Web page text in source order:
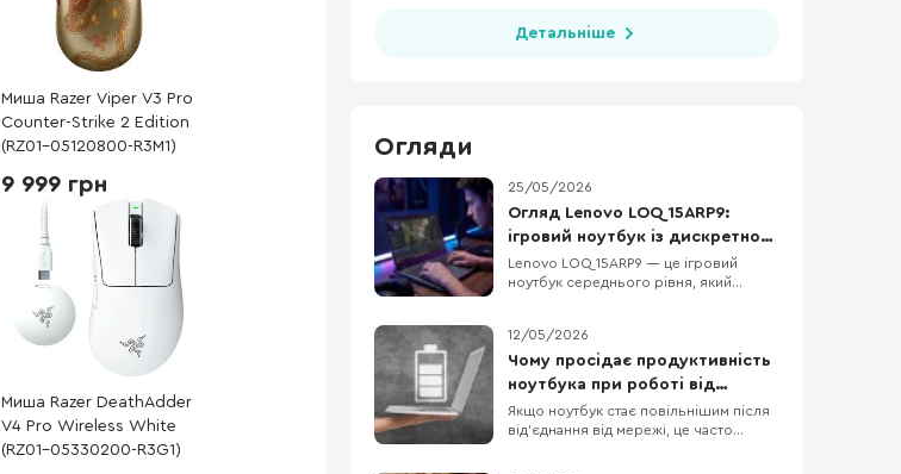
Миша Razer Viper V3 Pro
Counter-Strike 2 Edition
(RZ01-05120800-R3M1)
9 999 грн
Миша Razer DeathAdder
V4 Pro Wireless White
(RZ01-05330200-R3G1)
Детальніше
Огляди
25/05/2026
Огляд Lenovo LOQ 15ARP9:
ігровий ноутбук із дискретною
графікою, DDR5 та екраном 144
Гц
Lenovo LOQ 15ARP9 — це ігровий
ноутбук середнього рівня, який
повсякденною функціональністю.
Модель не намагається бути
надтонкою або ультрапортативною —
вона пропонує конкретне поєднання
компонентів: процесор AMD Ryzen 5
7235HS, диск
12/05/2026
Чому просідає продуктивність
ноутбука при роботі від
батареї?
Якщо ноутбук стає повільнішим після
від’єднання від мережі, це часто